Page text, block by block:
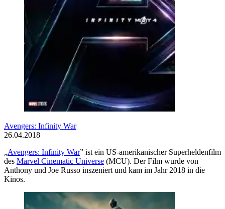
Avengers: Infinity War
26.04.2018
„Avengers: Infinity War” ist ein US-amerikanischer Superheldenfilm
des Marvel Cinematic Universe (MCU). Der Film wurde von
Anthony und Joe Russo inszeniert und kam im Jahr 2018 in die
Kinos.